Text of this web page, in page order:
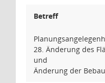
Betreff
28. Änderung des
und
Änderung der